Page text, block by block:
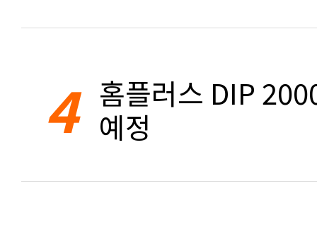
4 홈플러스 DIP
예정